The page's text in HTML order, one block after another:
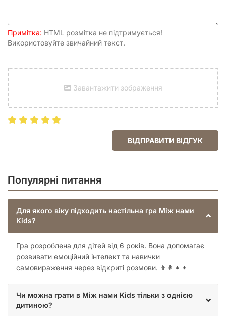
Примітка: HTML розмітка не підтримується!
Використовуйте звичайний текст.
Завантажити зображення
ВІДПРАВИТИ ВІДГУК
Популярні питання
Для якого віку підходить настільна гра Між нами
Kids?
Гра розроблена для дітей від 6 років. Вона допомагає
розвивати емоційний інтелект та навички
самовираження через відкриті розмови. 👨‍👩‍👧‍👦
Чи можна грати в Між нами Kids тільки з однією
дитиною?